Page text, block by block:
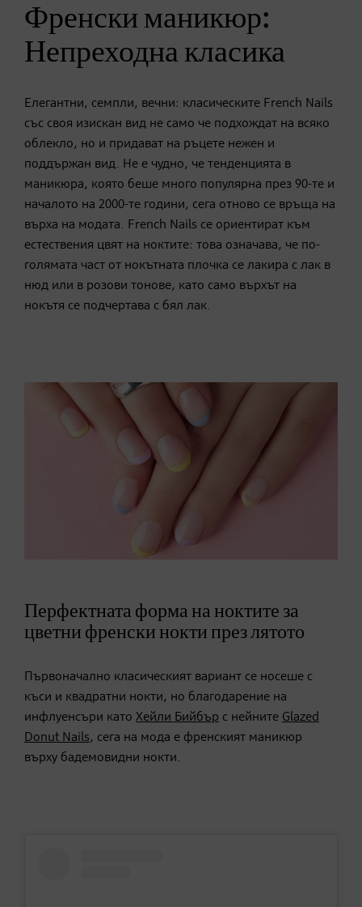
Френски маникюр:
Непреходна класика
Елегантни, семпли, вечни: класическите French Nails
със своя изискан вид не само че подхождат на всяко
облекло, но и придават на ръцете нежен и
поддържан вид. Не е чудно, че тенденцията в
маникюра, която беше много популярна през 90-те и
началото на 2000-те години, сега отново се връща на
върха на модата. French Nails се ориентират към
естествения цвят на ноктите: това означава, че по-
голямата част от нокътната плочка се лакира с лак в
нюд или в розови тонове, като само върхът на
нокътя се подчертава с бял лак.
Перфектната форма на ноктите за
цветни френски нокти през лятото
Първоначално класическият вариант се носеше с
къси и квадратни нокти, но благодарение на
инфлуенсъри като Хейли Бийбър с нейните Glazed
Donut Nails, сега на мода е френският маникюр
върху бадемовидни нокти.